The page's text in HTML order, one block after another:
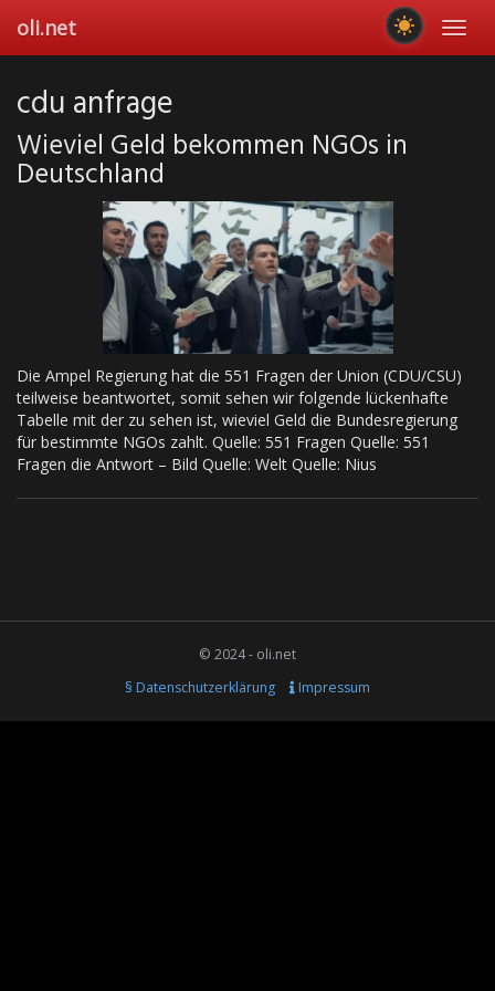
main
oli.net
cdu anfrage
Wieviel Geld bekommen NGOs in
Deutschland
Die Ampel Regierung hat die 551 Fragen der Union (CDU/CSU)
teilweise beantwortet, somit sehen wir folgende lückenhafte
Tabelle mit der zu sehen ist, wieviel Geld die Bundesregierung
für bestimmte NGOs zahlt. Quelle: 551 Fragen Quelle: 551
Fragen die Antwort – Bild Quelle: Welt Quelle: Nius
© 2024 - oli.net
§ Datenschutzerklärung
Impressum